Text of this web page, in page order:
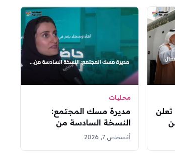
تعلن
محليات
مديرة مسك المجتمع:
النسخة السادسة من
الحاضنة تحوّل مبادرات
أغسطس 7, 2026